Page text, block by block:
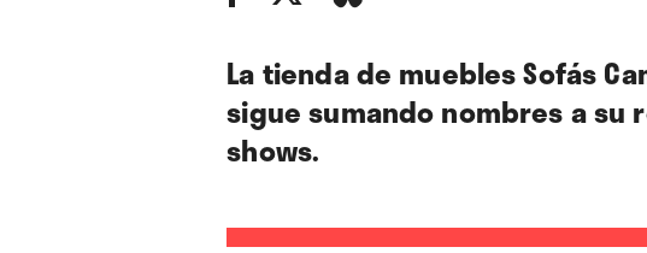
La tienda de muebles Sofás
sigue sumando nombres a su
shows.